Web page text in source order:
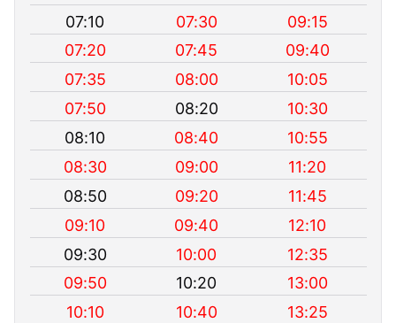
07:10
07:30
09:15
07:20
07:45
09:40
07:35
08:00
10:05
07:50
08:20
10:30
08:10
08:40
10:55
08:30
09:00
11:20
08:50
09:20
11:45
09:10
09:40
12:10
09:30
10:00
12:35
09:50
10:20
13:00
10:10
10:40
13:25